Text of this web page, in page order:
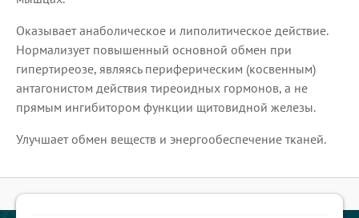
Оказывает анаболическое и липолитическое действие.
Нормализует повышенный основной обмен при
гипертиреозе, являясь периферическим (косвенным)
антагонистом действия тиреоидных гормонов, а не
прямым ингибитором функции щитовидной железы.
Улучшает обмен веществ и энергообеспечение тканей.